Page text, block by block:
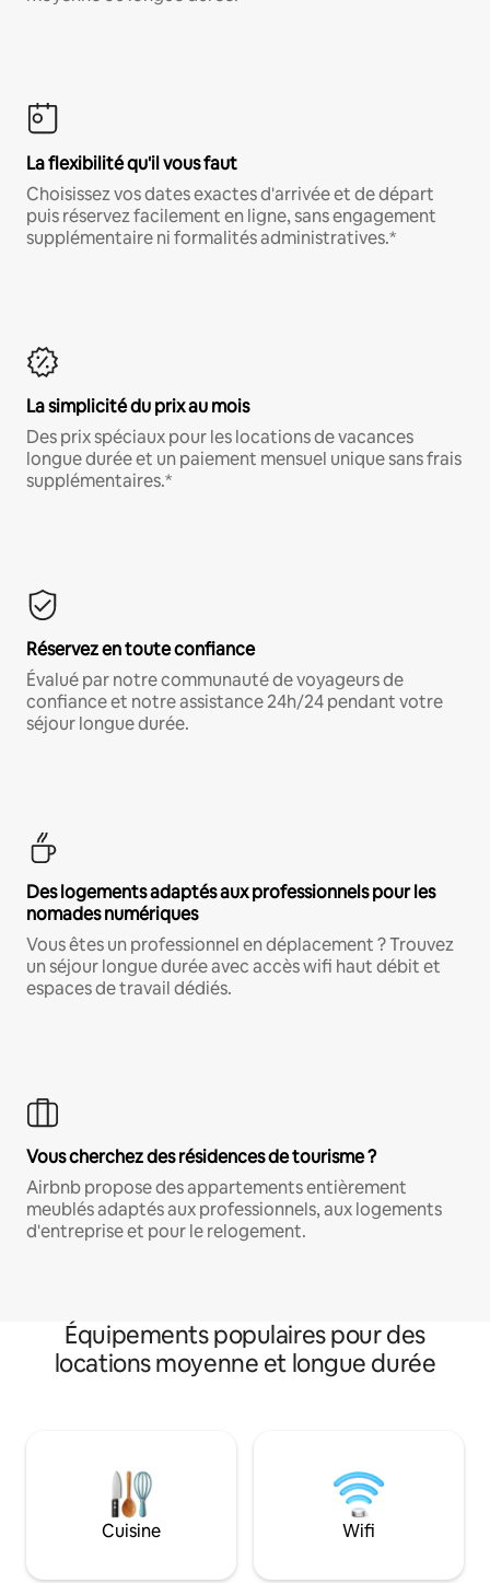
La flexibilité qu'il vous faut
Choisissez vos dates exactes d'arrivée et de départ
puis réservez facilement en ligne, sans engagement
supplémentaire ni formalités administratives.*
La simplicité du prix au mois
Des prix spéciaux pour les locations de vacances
longue durée et un paiement mensuel unique sans frais
supplémentaires.*
Réservez en toute confiance
Évalué par notre communauté de voyageurs de
confiance et notre assistance 24h/24 pendant votre
séjour longue durée.
Des logements adaptés aux professionnels pour les
nomades numériques
Vous êtes un professionnel en déplacement ? Trouvez
un séjour longue durée avec accès wifi haut débit et
espaces de travail dédiés.
Vous cherchez des résidences de tourisme ?
Airbnb propose des appartements entièrement
meublés adaptés aux professionnels, aux logements
d'entreprise et pour le relogement.
Équipements populaires pour des
locations moyenne et longue durée
Cuisine Wifi